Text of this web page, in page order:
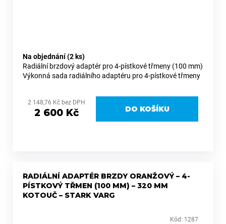
Na objednání(2 ks)
Radiální brzdový adaptér pro 4-pístkové třmeny (100 mm)
Výkonná sada radiálního adaptéru pro 4-pístkové třmeny
2 148,76 Kč bez DPH
2 600 Kč DO KOŠÍKU
RADIÁLNÍ ADAPTÉR BRZDY ORANŽOVÝ – 4-
PÍSTKOVÝ TŘMEN (100 MM) – 320 MM
KOTOUČ – STARK VARG
Kód: 1287